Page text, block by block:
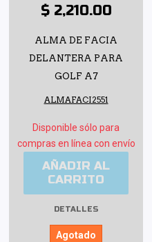
$ 2,210.00
ALMA DE FACIA
DELANTERA PARA
GOLF A7
ALMAFACI2551
Disponible sólo para
compras en línea con envío
AÑADIR AL
CARRITO
DETALLES
Agotado